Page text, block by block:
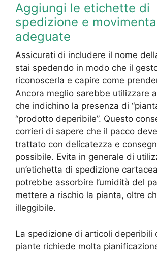
Aggiungi le etichette di
spedizione e
adeguate
Assicurati di includere il nome
stai spedendo in modo che il
riconoscerla e capire come
Ancora meglio sarebbe utilizzare
che indichino la presenza di
“prodotto deperibile”. Questo
corrieri di sapere che il pacco
trattato con delicatezza e
possibile. Evita in generale di
un’etichetta di spedizione
potrebbe assorbire l’umidità del
mettere a rischio la pianta, oltre
illeggibile.
La spedizione di articoli deperibili
piante richiede molta